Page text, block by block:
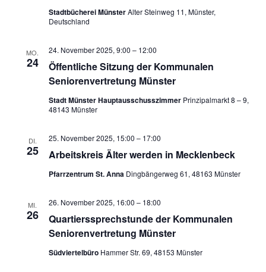
Stadtbücherei MünsterAlter Steinweg 11, Münster,
Deutschland
MO.
24
Öffentliche Sitzung der Kommunalen
Seniorenvertretung Münster
24. November 2025, 9:00 – 12:00
Stadt Münster Hauptausschusszimmer Prinzipalmarkt 8 – 9,
48143 Münster
DI.
25 Arbeitskreis Älter werden in Mecklenbeck
25. November 2025, 15:00 – 17:00
Pfarrzentrum St. Anna Dingbängerweg 61, 48163 Münster
MI.
26
Quartierssprechstunde der Kommunalen
Seniorenvertretung Münster
26. November 2025, 16:00 – 18:00
Südviertelbüro Hammer Str. 69, 48153 Münster